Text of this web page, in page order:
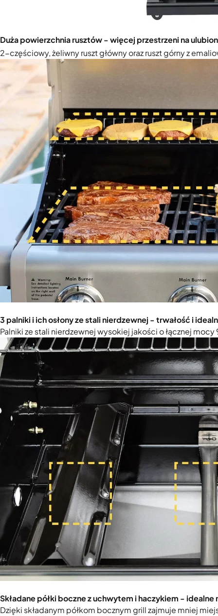
Duża powierzchnia rusztów - więcej przestrzeni na
2-częściowy, żeliwny ruszt główny oraz ruszt górny z
3 palniki i ich osłony ze stali nierdzewnej - trwałość i
Palniki ze stali nierdzewnej wysokiej jakości o łącznej
Składane półki boczne z uchwytem i haczykiem -
Dzięki składanym półkom bocznym grill zajmuje mniej